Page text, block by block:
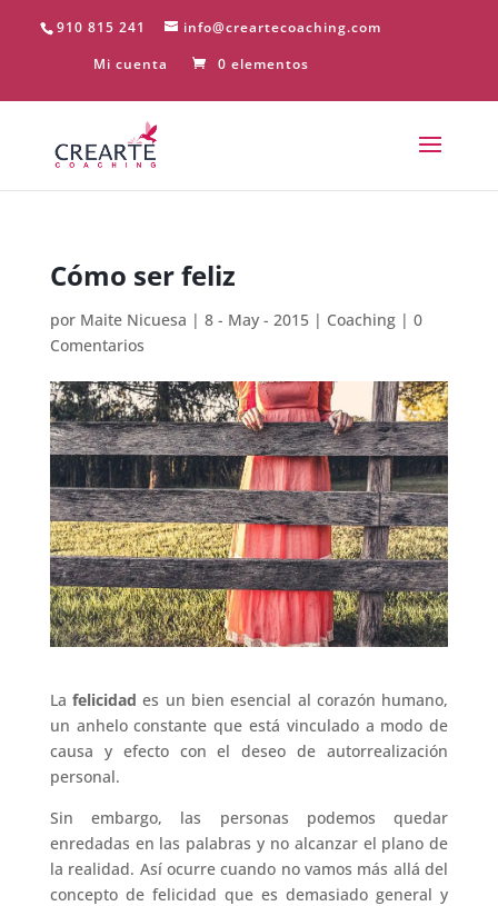
910 815 241
info@creartecoaching.com
Mi cuenta
0 elementos
Cómo ser feliz
por Maite Nicuesa | 8 - May - 2015| Coaching| 0
Comentarios
Lafelicidad es un bien esencial al corazón humano,
un anhelo constante que está vinculado a modo de
causa y efecto con el deseo de autorrealización
personal.
Sin embargo, las personas podemos quedar
enredadas en las palabras y no alcanzar el plano de
la realidad. Así ocurre cuando no vamos más allá del
concepto de felicidad que es demasiado general y